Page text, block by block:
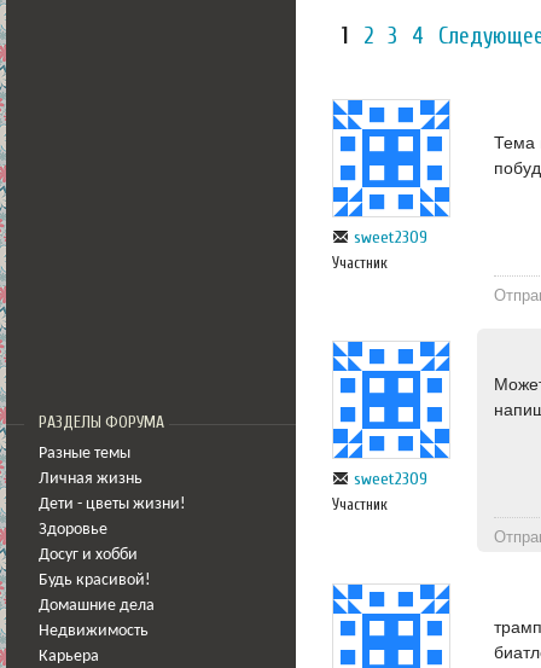
РАЗДЕЛЫ ФОРУМА
Разные темы
Личная жизнь
Дети - цветы жизни!
Здоровье
Досуг и хобби
Будь красивой!
Домашние дела
Недвижимость
Карьера
1 2 3 4
sweet2309
Участник
Тема
sweet2309
Участник